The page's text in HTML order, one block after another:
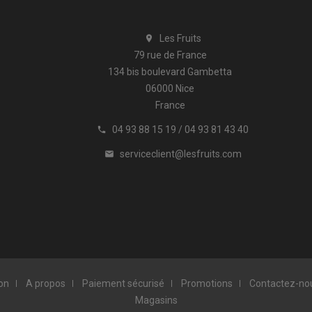

Les Fruits
79 rue de France
134 bis boulevard Gambetta
06000 Nice
France
 04 93 88 15 19 / 04 93 81 43 40
 serviceclient@lesfruits.com
A propos Paiement sécurisé Promotions Contactez-
Magasins